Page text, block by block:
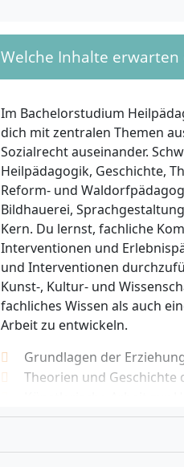
Oder einen als
Zugangsprüfung
dem deine persönliche
pädagogischen oder sozialen
angerechnet werden.
Du solltest Freude an der
Inklusion, Selbstbestimmung
Kommunikationsstärke,
künstlerischen und
hilfreich. Eigeninitiative,
interdisziplinäre Lernformen
Welche Inhalte
Im Bachelorstudium
dich mit zentralen Themen
Sozialrecht auseinander.
Heilpädagogik, Geschichte,
Reform- und
Bildhauerei,
Kern. Du lernst, fachliche
Interventionen und
und Interventionen
Kunst-, Kultur- und
fachliches Wissen als auch
Arbeit zu entwickeln.
Grundlagen der
Theorien und Geschichte
Anthroposophie,
Medizinische und
Beratung,